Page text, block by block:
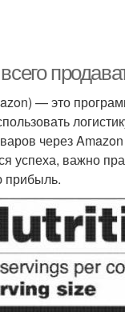
— это
через
успеха, важно
прибыль.